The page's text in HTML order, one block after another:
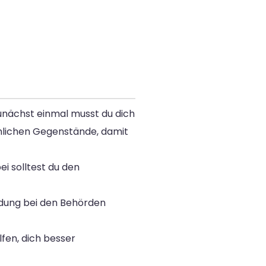
einmal musst du dich
Gegenstände, damit
solltest du den
bei den Behörden
dich besser